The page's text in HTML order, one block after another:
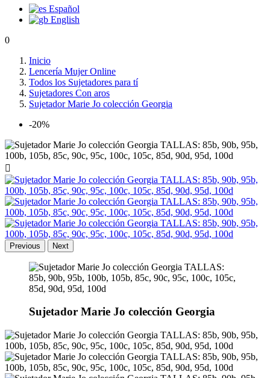
Español
English
0
Inicio
Lencería Mujer Online
Todos los Sujetadores para tí
Sujetadores Con aros
Sujetador Marie Jo colección Georgia
-20%

Previous Next
Sujetador Marie Jo colección Georgia